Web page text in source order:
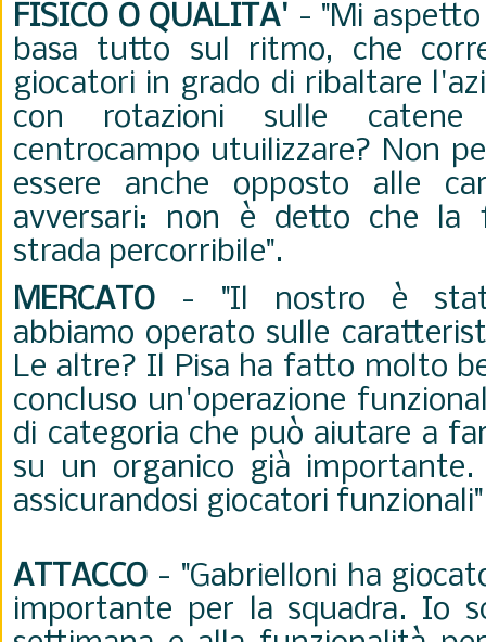
FISICO O QUALITA' - "Mi
basa tutto sul ritmo, che
giocatori in grado di ribaltare
con rotazioni sulle catene
centrocampo utuilizzare? Non
essere anche opposto alle
avversari: non è detto che la
strada percorribile".
MERCATO - "Il nostro è
abbiamo operato sulle
Le altre? Il Pisa ha fatto molto
concluso un'operazione
di categoria che può aiutare a
su un organico già
assicurandosi giocatori
ATTACCO - "Gabrielloni ha
importante per la squadra. Io